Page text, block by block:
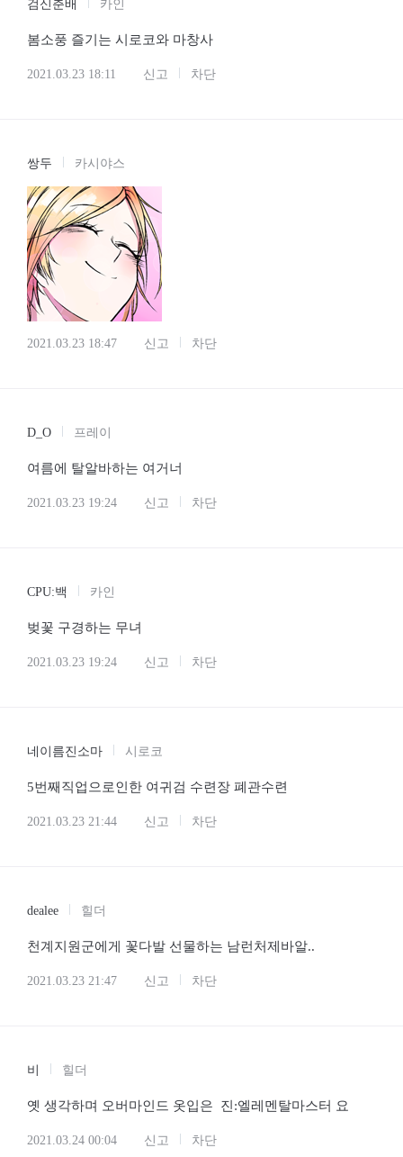
검신춘배 카인
봄소풍 즐기는 시로코와 마창사
2021.03.23 18:11 신고 차단
쌍두 카시야스
2021.03.23 18:47 신고 차단
D_O 프레이
여름에 탈알바하는 여거너
2021.03.23 19:24 신고 차단
CPU:백 카인
벚꽃 구경하는 무녀
2021.03.23 19:24 신고 차단
네이름진소마 시로코
5번째직업으로인한 여귀검 수련장 폐관수련
2021.03.23 21:44 신고 차단
dealee 힐더
천계지원군에게 꽃다발 선물하는 남런처제바알..
2021.03.23 21:47 신고 차단
비 힐더
옛 생각하며 오버마인드 옷입은 진:엘레멘탈마스터 요
2021.03.24 00:04 신고 차단